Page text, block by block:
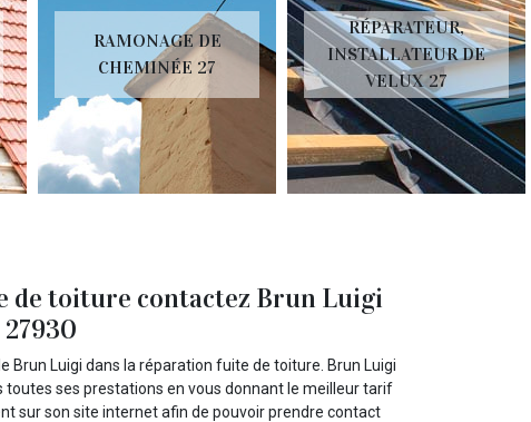
RAMONAGE DE
CHEMINÉE 27
RÉPARATEUR,
INSTALLATEUR DE
VELUX 27
de toiture contactez Brun Luigi
Brun Luigi dans la réparation fuite de toiture. Brun Luigi
ses prestations en vous donnant le meilleur tarif
sur son site internet afin de pouvoir prendre contact